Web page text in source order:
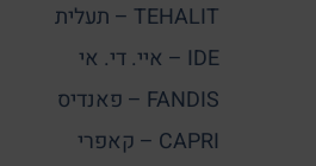
TEHALIT – תעלית
IDE – איי. די. אי
FANDIS – פאנדיס
CAPRI – קאפרי